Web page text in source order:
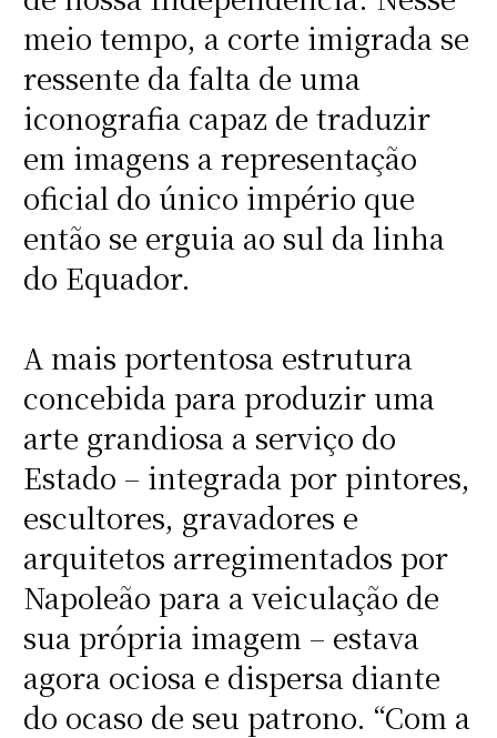
meio tempo, a corte imigrada se
ressente da falta de uma
iconografia capaz de traduzir
em imagens a representação
oficial do único império que
então se erguia ao sul da linha
do Equador.
A mais portentosa estrutura
concebida para produzir uma
arte grandiosa a serviço do
Estado – integrada por pintores,
escultores, gravadores e
arquitetos arregimentados por
Napoleão para a veiculação de
sua própria imagem – estava
agora ociosa e dispersa diante
do ocaso de seu patrono. “Com a